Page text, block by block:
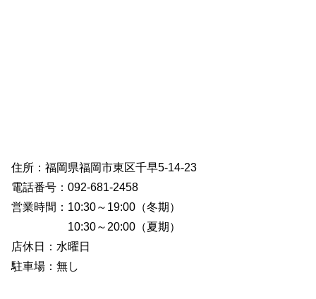
住所：福岡県福岡市東区千早5-14-23
電話番号：092-681-2458
営業時間：10:30～19:00（冬期）
10:30～20:00（夏期）
店休日：水曜日
駐車場：無し